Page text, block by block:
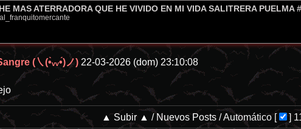
MAS ATERRADORA QUE HE VIVIDO EN MI VIDA SALITRERA
(㇏(•̀ᵥᵥ•́)ノ) 22-03-2026 (dom) 23:10:08
▲ Subir ▲ / Nuevos Posts/Automático[ ]